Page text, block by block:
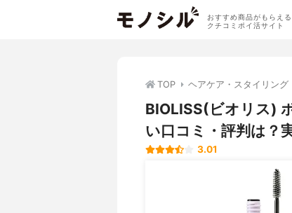
おすすめ商品がもらえる
クチコミポイ活サイト
TOP ヘアケア・スタイリング
BIOLISS(ビオリス)
い口コミ・評判は？
3.01